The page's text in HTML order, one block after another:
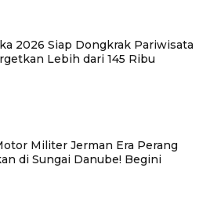
2026 Siap Dongkrak Pariwisata
Lebih dari 145 Ribu
Militer Jerman Era Perang
di Sungai Danube! Begini